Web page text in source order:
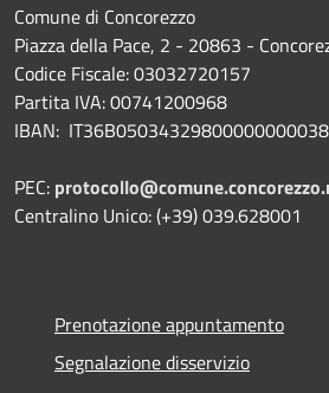
Comune di Concorezzo
Piazza della Pace, 2 - 20863 -
Codice Fiscale: 03032720157
Partita IVA: 00741200968
IBAN:
PEC:
Centralino Unico: (+39) 039.628001
Prenotazione appuntamento
Segnalazione disservizio